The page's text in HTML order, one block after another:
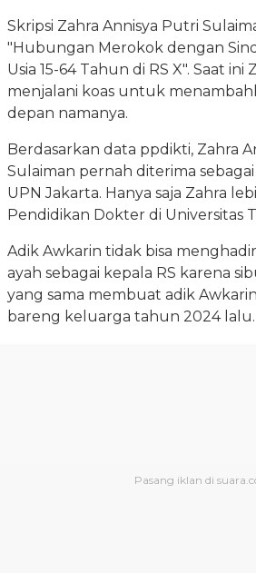
Skripsi Zahra Annisya Putri
"Hubungan Merokok dengan
Usia 15-64 Tahun di RS X". Saat ini
menjalani koas untuk
depan namanya.
Berdasarkan data ppdikti, Zahra
Sulaiman pernah diterima sebagai
UPN Jakarta. Hanya saja Zahra
Pendidikan Dokter di Universitas
Adik Awkarin tidak bisa
ayah sebagai kepala RS karena
yang sama membuat adik
bareng keluarga tahun 2024 lalu.